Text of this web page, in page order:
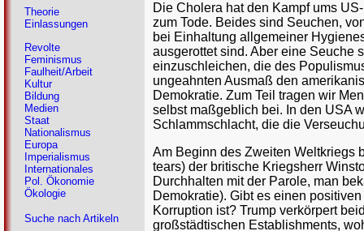
Die Cholera hat den Kampf ums
zum Tode. Beides sind Seuchen,
bei Einhaltung allgemeiner
ausgerottet sind. Aber eine Seuche
einzuschleichen, die des
ungeahnten Ausmaß den
Demokratie. Zum Teil tragen wir
selbst maßgeblich bei. In den USA
Schlammschlacht, die die
Am Beginn des Zweiten Weltkriegs
tears) der britische Kriegsherr
Durchhalten mit der Parole, man
Demokratie). Gibt es einen
Korruption ist? Trump verkörpert
großstädtischen Establishments,
Theorie
Einlassungen
Revolte
Feminismus
Faulheit/Arbeit
Kultur
Bildung
Medien
Staat
Nationalismus
Europa
Imperialismus
Internationales
Pol. Ökonomie
Ökologie
Suche nach Artikeln